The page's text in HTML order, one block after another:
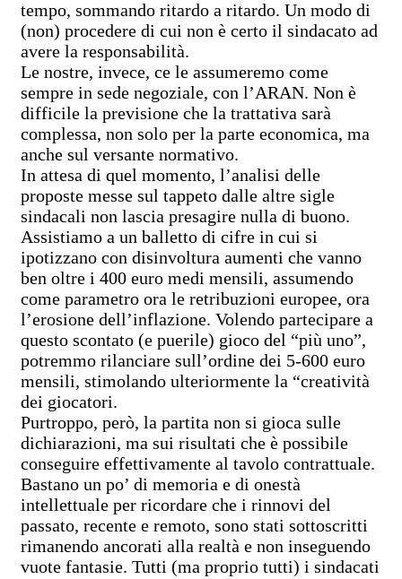
tempo, sommando ritardo a ritardo. Un modo di
(non) procedere di cui non è certo il sindacato ad
avere la responsabilità.
Le nostre, invece, ce le assumeremo come
sempre in sede negoziale, con l’ARAN. Non è
difficile la previsione che la trattativa sarà
complessa, non solo per la parte economica, ma
anche sul versante normativo.
In attesa di quel momento, l’analisi delle
proposte messe sul tappeto dalle altre sigle
sindacali non lascia presagire nulla di buono.
Assistiamo a un balletto di cifre in cui si
ipotizzano con disinvoltura aumenti che vanno
ben oltre i 400 euro medi mensili, assumendo
come parametro ora le retribuzioni europee, ora
l’erosione dell’inflazione. Volendo partecipare a
questo scontato (e puerile) gioco del “più uno”,
potremmo rilanciare sull’ordine dei 5-600 euro
mensili, stimolando ulteriormente la “creatività
dei giocatori.
Purtroppo, però, la partita non si gioca sulle
dichiarazioni, ma sui risultati che è possibile
conseguire effettivamente al tavolo contrattuale.
Bastano un po’ di memoria e di onestà
intellettuale per ricordare che i rinnovi del
passato, recente e remoto, sono stati sottoscritti
rimanendo ancorati alla realtà e non inseguendo
vuote fantasie. Tutti (ma proprio tutti) i sindacati